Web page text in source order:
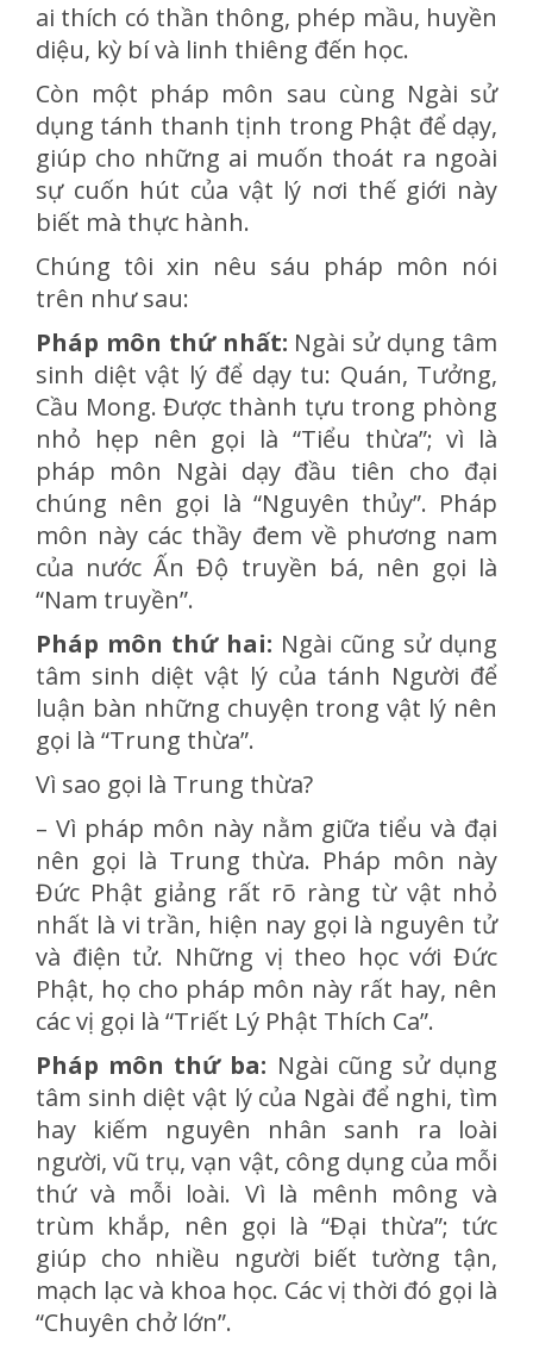
ai thích có thần thông, phép mầu, huyền
diệu, kỳ bí và linh thiêng đến học.
Còn một pháp môn sau cùng Ngài sử
dụng tánh thanh tịnh trong Phật để dạy,
giúp cho những ai muốn thoát ra ngoài
sự cuốn hút của vật lý nơi thế giới này
biết mà thực hành.
Chúng tôi xin nêu sáu pháp môn nói
trên như sau:
Pháp môn thứ nhất: Ngài sử dụng tâm
sinh diệt vật lý để dạy tu: Quán, Tưởng,
Cầu Mong. Được thành tựu trong phòng
nhỏ hẹp nên gọi là “Tiểu thừa”; vì là
pháp môn Ngài dạy đầu tiên cho đại
chúng nên gọi là “Nguyên thủy”. Pháp
môn này các thầy đem về phương nam
của nước Ấn Độ truyền bá, nên gọi là
“Nam truyền”.
Pháp môn thứ hai: Ngài cũng sử dụng
tâm sinh diệt vật lý của tánh Người để
luận bàn những chuyện trong vật lý nên
gọi là “Trung thừa”.
Vì sao gọi là Trung thừa?
– Vì pháp môn này nằm giữa tiểu và đại
nên gọi là Trung thừa. Pháp môn này
Đức Phật giảng rất rõ ràng từ vật nhỏ
nhất là vi trần, hiện nay gọi là nguyên tử
và điện tử. Những vị theo học với Đức
Phật, họ cho pháp môn này rất hay, nên
các vị gọi là “Triết Lý Phật Thích Ca”.
Pháp môn thứ ba: Ngài cũng sử dụng
tâm sinh diệt vật lý của Ngài để nghi, tìm
hay kiếm nguyên nhân sanh ra loài
người, vũ trụ, vạn vật, công dụng của mỗi
thứ và mỗi loài. Vì là mênh mông và
trùm khắp, nên gọi là “Đại thừa”; tức
giúp cho nhiều người biết tường tận,
mạch lạc và khoa học. Các vị thời đó gọi là
“Chuyên chở lớn”.